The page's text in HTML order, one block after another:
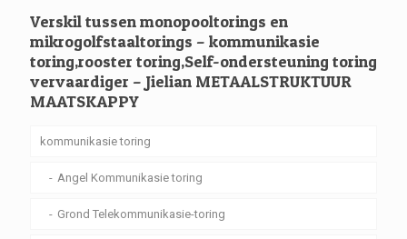
Verskil tussen monopooltorings en
mikrogolfstaaltorings – kommunikasie
toring,rooster toring,Self-ondersteuning toring
vervaardiger – Jielian METAALSTRUKTUUR
MAATSKAPPY
kommunikasie toring
Angel Kommunikasie toring
Grond Telekommunikasie-toring